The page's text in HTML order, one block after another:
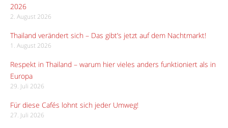
2026
2. August 2026
Thailand verändert sich – Das gibt’s jetzt auf dem Nachtmarkt!
1. August 2026
Respekt in Thailand – warum hier vieles anders funktioniert als in
Europa
29. Juli 2026
Für diese Cafés lohnt sich jeder Umweg!
27. Juli 2026